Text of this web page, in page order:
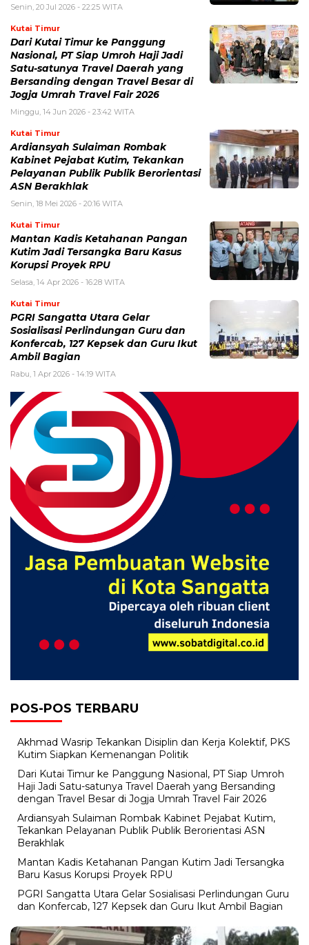
Senin, 20 Jul 2026 - 22:25 WITA
Kutai Timur
Dari Kutai Timur ke Panggung
Nasional, PT Siap Umroh Haji Jadi
Satu-satunya Travel Daerah yang
Bersanding dengan Travel Besar di
Jogja Umrah Travel Fair 2026
Minggu, 14 Jun 2026 - 23:42 WITA
Kutai Timur
Ardiansyah Sulaiman Rombak
Kabinet Pejabat Kutim, Tekankan
Pelayanan Publik Publik Berorientasi
ASN Berakhlak
Senin, 18 Mei 2026 - 20:16 WITA
Kutai Timur
Mantan Kadis Ketahanan Pangan
Kutim Jadi Tersangka Baru Kasus
Korupsi Proyek RPU
Selasa, 14 Apr 2026 - 16:28 WITA
Kutai Timur
PGRI Sangatta Utara Gelar
Sosialisasi Perlindungan Guru dan
Konfercab, 127 Kepsek dan Guru Ikut
Ambil Bagian
Rabu, 1 Apr 2026 - 14:19 WITA
POS-POS TERBARU
Akhmad Wasrip Tekankan Disiplin dan Kerja Kolektif, PKS
Kutim Siapkan Kemenangan Politik
Dari Kutai Timur ke Panggung Nasional, PT Siap Umroh
Haji Jadi Satu-satunya Travel Daerah yang Bersanding
dengan Travel Besar di Jogja Umrah Travel Fair 2026
Ardiansyah Sulaiman Rombak Kabinet Pejabat Kutim,
Tekankan Pelayanan Publik Publik Berorientasi ASN
Berakhlak
Mantan Kadis Ketahanan Pangan Kutim Jadi Tersangka
Baru Kasus Korupsi Proyek RPU
PGRI Sangatta Utara Gelar Sosialisasi Perlindungan Guru
dan Konfercab, 127 Kepsek dan Guru Ikut Ambil Bagian